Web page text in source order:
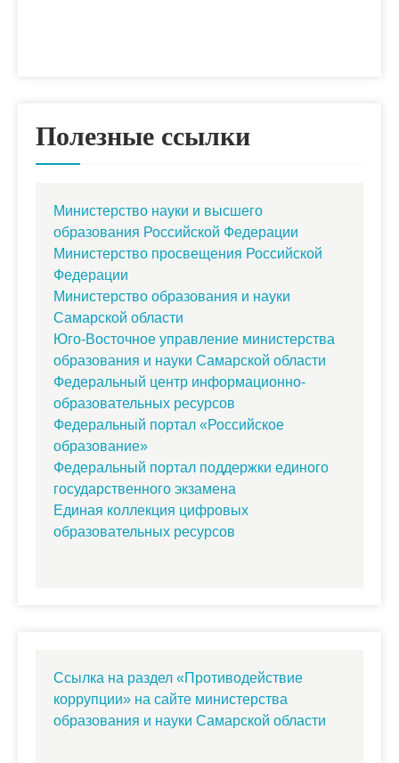
Полезные ссылки
Министерство науки и высшего
образования Российской Федерации
Министерство просвещения Российской
Федерации
Министерство образования и науки
Самарской области
Юго-Восточное управление министерства
образования и науки Самарской области
Федеральный центр информационно-
образовательных ресурсов
Федеральный портал «Российское
образование»
Федеральный портал поддержки единого
государственного экзамена
Единая коллекция цифровых
образовательных ресурсов
Ссылка на раздел «Противодействие
коррупции» на сайте министерства
образования и науки Самарской области